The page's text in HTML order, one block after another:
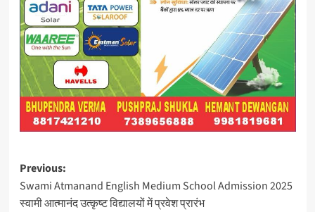
Post
navigation
Previous:
Swami Atmanand English Medium School Admission 2025
स्वामी आत्मानंद उत्कृष्ट विद्यालयों में प्रवेश प्रारंभ